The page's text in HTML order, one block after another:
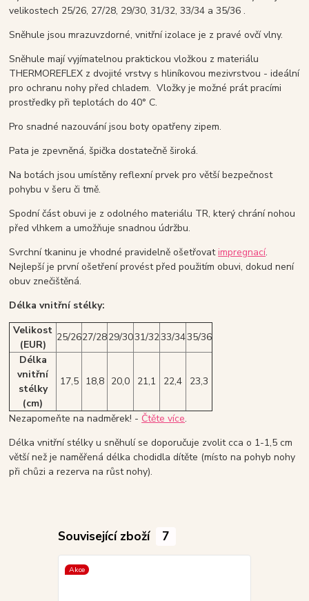
velikostech 25/26, 27/28, 29/30, 31/32, 33/34 a 35/36 .
Sněhule jsou mrazuvzdorné, vnitřní izolace je z pravé ovčí vlny.
Sněhule mají vyjímatelnou praktickou vložkou z materiálu
THERMOREFLEX z dvojité vrstvy s hliníkovou mezivrstvou - ideální
pro ochranu nohy před chladem. Vložky je možné prát pracími
prostředky při teplotách do 40° C.
Pro snadné nazouvání jsou boty opatřeny zipem.
Pata je zpevněná, špička dostatečně široká.
Na botách jsou umístěny reflexní prvek pro větší bezpečnost
pohybu v šeru či tmě.
Spodní část obuvi je z odolného materiálu TR, který chrání nohou
před vlhkem a umožňuje snadnou údržbu.
Svrchní tkaninu je vhodné pravidelně ošetřovatimpregnací.
Nejlepší je první ošetření provést před použitím obuvi, dokud není
obuv znečištěná.
Délka vnitřní stélky:
Velikost
(EUR)
25/2627/2829/3031/3233/3435/36
Délka
vnitřní
stélky
(cm)
17,5 18,8 20,0 21,1 22,4 23,3
Nezapomeňte na nadměrek! - Čtěte více.
Délka vnitřní stélky u sněhulí se doporučuje zvolit cca o 1-1,5 cm
větší než je naměřená délka chodidla dítěte (místo na pohyb nohy
při chůzi a rezerva na růst nohy).
Související zboží 7
Akce